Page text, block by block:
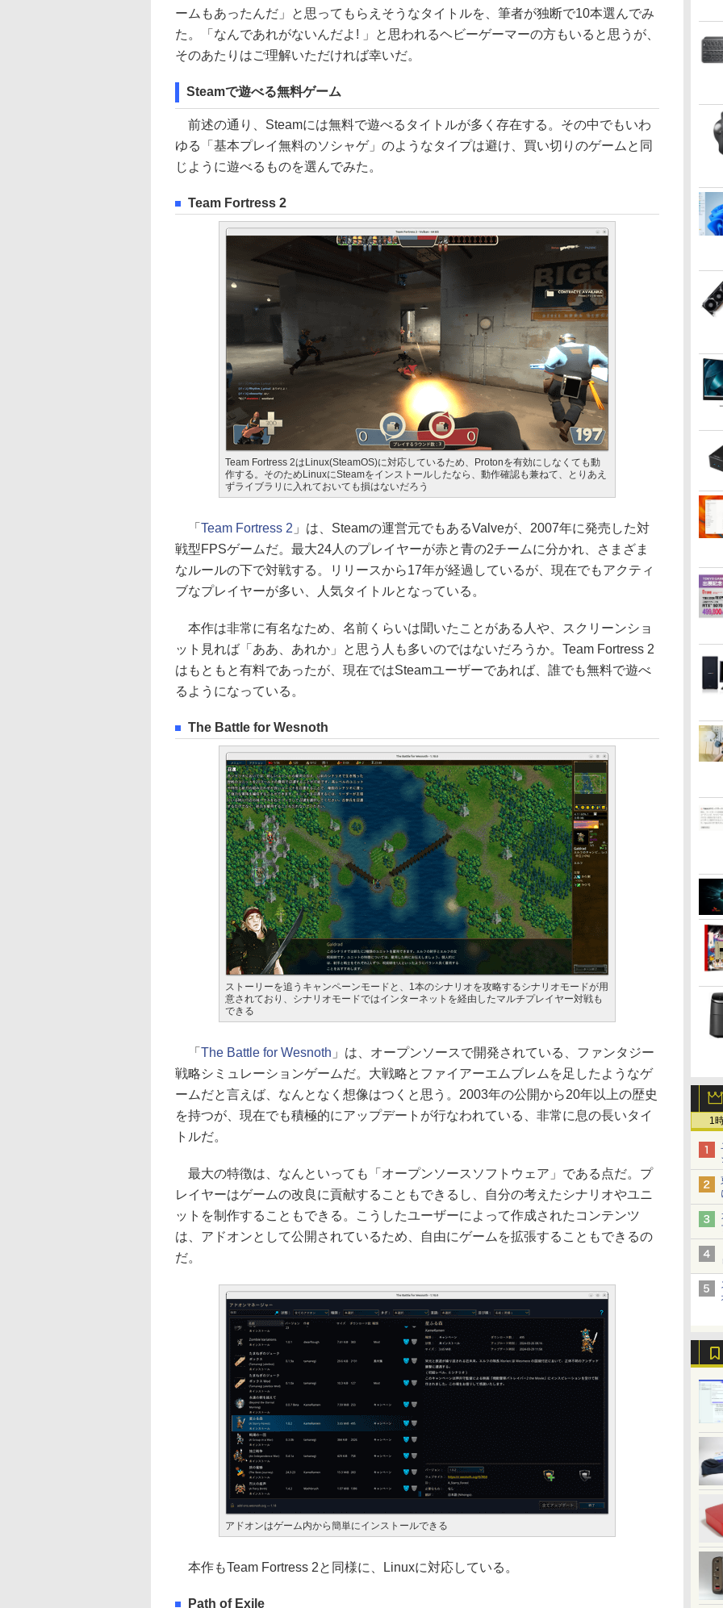
1
ームもあったんだ」と思ってもらえそうなタイトルを、筆者が独断で10本選んでみ
た。「なんであれがないんだよ! 」と思われるヘビーゲーマーの方もいると思うが、
そのあたりはご理解いただければ幸いだ。
Steamで遊べる無料ゲーム
前述の通り、Steamには無料で遊べるタイトルが多く存在する。その中でもいわ
ゆる「基本プレイ無料のソシャゲ」のようなタイプは避け、買い切りのゲームと同
じように遊べるものを選んでみた。
Team Fortress 2
Team Fortress 2はLinux(SteamOS)に対応しているため、Protonを有効にしなくても動
作する。そのためLinuxにSteamをインストールしたなら、動作確認も兼ねて、とりあえ
ずライブラリに入れておいても損はないだろう
「 Team Fortress 2 」は、Steamの運営元でもあるValveが、2007年に発売した対
戦型FPSゲームだ。最大24人のプレイヤーが赤と青の2チームに分かれ、さまざま
なルールの下で対戦する。リリースから17年が経過しているが、現在でもアクティ
ブなプレイヤーが多い、人気タイトルとなっている。
本作は非常に有名なため、名前くらいは聞いたことがある人や、スクリーンショ
ット見れば「ああ、あれか」と思う人も多いのではないだろうか。Team Fortress 2
はもともと有料であったが、現在ではSteamユーザーであれば、誰でも無料で遊べ
るようになっている。
The Battle for Wesnoth
ストーリーを追うキャンペーンモードと、1本のシナリオを攻略するシナリオモードが用
意されており、シナリオモードではインターネットを経由したマルチプレイヤー対戦も
できる
「 The Battle for Wesnoth 」は、オープンソースで開発されている、ファンタジー
戦略シミュレーションゲームだ。大戦略とファイアーエムブレムを足したようなゲ
ームだと言えば、なんとなく想像はつくと思う。2003年の公開から20年以上の歴史
を持つが、現在でも積極的にアップデートが行なわれている、非常に息の長いタイ
トルだ。
最大の特徴は、なんといっても「オープンソースソフトウェア」である点だ。プ
レイヤーはゲームの改良に貢献することもできるし、自分の考えたシナリオやユニ
ットを制作することもできる。こうしたユーザーによって作成されたコンテンツ
は、アドオンとして公開されているため、自由にゲームを拡張することもできるの
だ。
アドオンはゲーム内から簡単にインストールできる
本作もTeam Fortress 2と同様に、Linuxに対応している。
Path of Exile